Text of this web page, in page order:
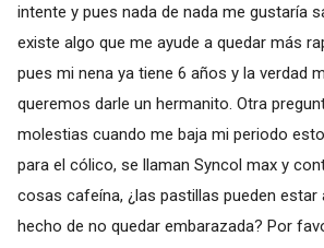
intente y pues nada de nada me gustaría
existe algo que me ayude a quedar más
pues mi nena ya tiene 6 años y la verdad
queremos darle un hermanito. Otra
molestias cuando me baja mi periodo
para el cólico, se llaman Syncol max y
cosas cafeína, ¿las pastillas pueden
hecho de no quedar embarazada? Por